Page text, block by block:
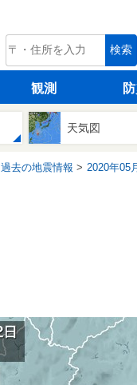
tenki.jp 検索
観測
天気図
過去の地震情報 2020年05